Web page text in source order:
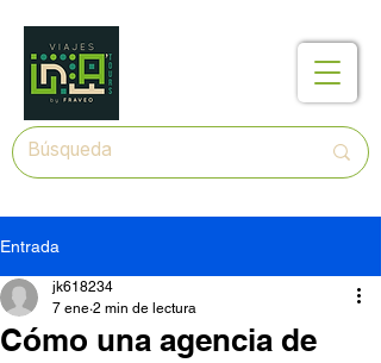
Entrada
Cómo una agencia de
jk618234
7 ene 2 min de lectura